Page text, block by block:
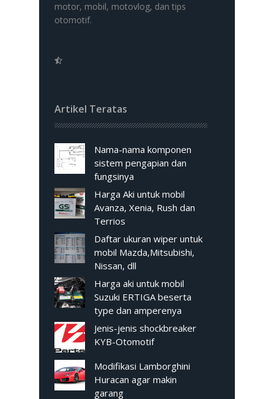
motor, mobil, motovlog, dan tips
otomotif.
Artikel Teratas
Nama-nama komponen
sistem pengapian dan
fungsinya
Harga Aki untuk mobil
Avanza, Xenia, Rush dan
Terrios
Daftar ukuran wiper untuk
mobil Mazda,Mitsubishi,
Nissan, dll
Harga aki untuk mobil
Suzuki ERTIGA beserta
type dan amperenya
Jenis-jenis shockbreaker
KYB-Otomotif
Modifikasi Lamborghini
Huracan agar makin
garang